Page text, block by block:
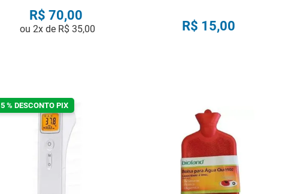
R$ 70,00
ou 2x de R$ 35,00 R$ 15,00
5 % DESCONTO PIX